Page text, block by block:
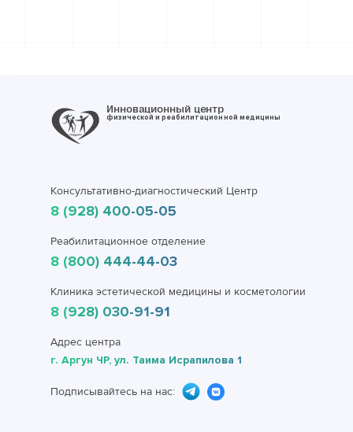
Инновационный центр
физической и реабилитационной медицины
Консультативно-диагностический Центр
8 (928) 400-05-05
Реабилитационное отделение
8 (800) 444-44-03
Клиника эстетической медицины и косметологии
8 (928) 030-91-91
Адрес центра
г. Аргун ЧР, ул. Таима Исрапилова 1
Подписывайтесь на нас: